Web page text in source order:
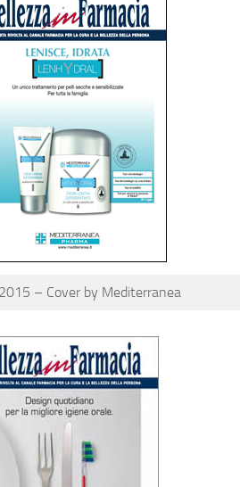
– Cover by Mediterranea